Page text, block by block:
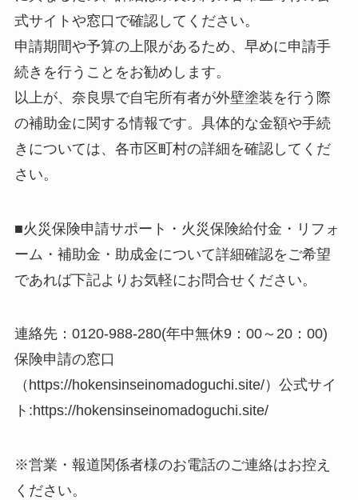
式サイトや窓口で確認してください。
申請期間や予算の上限があるため、早めに申請手
続きを行うことをお勧めします。
以上が、奈良県で自宅所有者が外壁塗装を行う際
の補助金に関する情報です。具体的な金額や手続
きについては、各市区町村の詳細を確認してくだ
さい。
■火災保険申請サポート・火災保険給付金・リフォ
ーム・補助金・助成金について詳細確認をご希望
であれば下記よりお気軽にお問合せください。
連絡先：0120-988-280(年中無休9：00～20：00)
保険申請の窓口
（https://hokensinseinomadoguchi.site/）公式サイ
ト:https://hokensinseinomadoguchi.site/
※営業・報道関係者様のお電話のご連絡はお控え
ください。